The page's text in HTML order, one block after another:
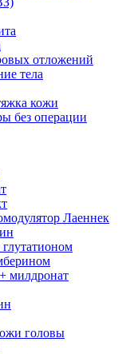
отложений
тела
кожи
без операции
Лаеннек
милдронат
головы